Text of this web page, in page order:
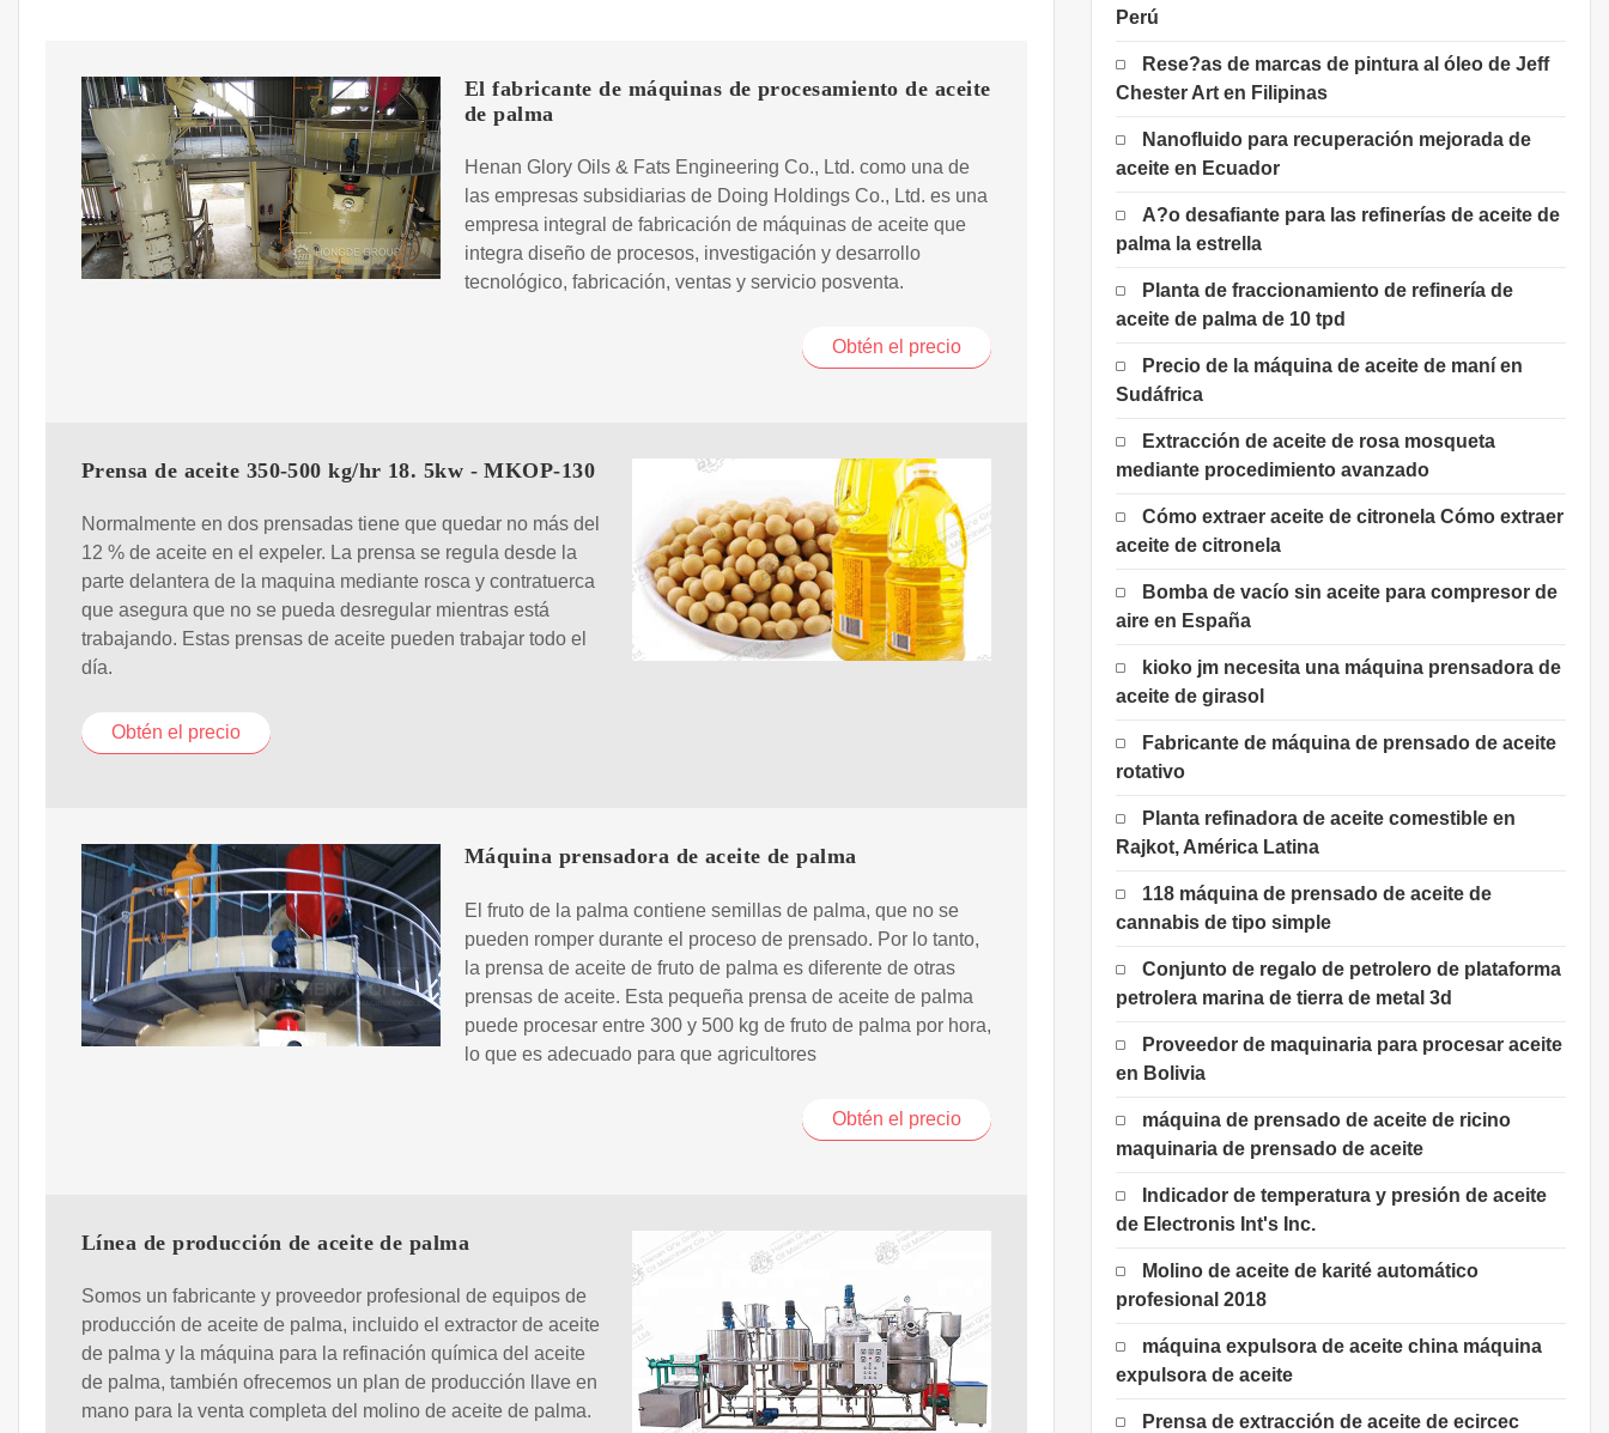
El fabricante de máquinas de procesamiento de aceite
de palma
Henan Glory Oils & Fats Engineering Co., Ltd. como una de
las empresas subsidiarias de Doing Holdings Co., Ltd. es una
empresa integral de fabricación de máquinas de aceite que
integra diseño de procesos, investigación y desarrollo
tecnológico, fabricación, ventas y servicio posventa.
Obtén el precio
Prensa de aceite 350-500 kg/hr 18. 5kw - MKOP-130
Normalmente en dos prensadas tiene que quedar no más del
12 % de aceite en el expeler. La prensa se regula desde la
parte delantera de la maquina mediante rosca y contratuerca
que asegura que no se pueda desregular mientras está
trabajando. Estas prensas de aceite pueden trabajar todo el
día.
Obtén el precio
Máquina prensadora de aceite de palma
El fruto de la palma contiene semillas de palma, que no se
pueden romper durante el proceso de prensado. Por lo tanto,
la prensa de aceite de fruto de palma es diferente de otras
prensas de aceite. Esta pequeña prensa de aceite de palma
puede procesar entre 300 y 500 kg de fruto de palma por hora,
lo que es adecuado para que agricultores
Obtén el precio
Línea de producción de aceite de palma
Somos un fabricante y proveedor profesional de equipos de
producción de aceite de palma, incluido el extractor de aceite
de palma y la máquina para la refinación química del aceite
de palma, también ofrecemos un plan de producción llave en
mano para la venta completa del molino de aceite de palma.
Perú
Rese?as de marcas de pintura al óleo de Jeff
Chester Art en Filipinas
Nanofluido para recuperación mejorada de
aceite en Ecuador
A?o desafiante para las refinerías de aceite de
palma la estrella
Planta de fraccionamiento de refinería de
aceite de palma de 10 tpd
Precio de la máquina de aceite de maní en
Sudáfrica
Extracción de aceite de rosa mosqueta
mediante procedimiento avanzado
Cómo extraer aceite de citronela Cómo extraer
aceite de citronela
Bomba de vacío sin aceite para compresor de
aire en España
kioko jm necesita una máquina prensadora de
aceite de girasol
Fabricante de máquina de prensado de aceite
rotativo
Planta refinadora de aceite comestible en
Rajkot, América Latina
118 máquina de prensado de aceite de
cannabis de tipo simple
Conjunto de regalo de petrolero de plataforma
petrolera marina de tierra de metal 3d
Proveedor de maquinaria para procesar aceite
en Bolivia
máquina de prensado de aceite de ricino
maquinaria de prensado de aceite
Indicador de temperatura y presión de aceite
de Electronis Int's Inc.
Molino de aceite de karité automático
profesional 2018
máquina expulsora de aceite china máquina
expulsora de aceite
Prensa de extracción de aceite de ecircec